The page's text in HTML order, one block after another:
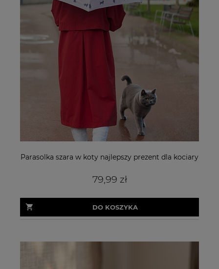
Parasolka szara w koty najlepszy prezent dla kociary
79,99 zł
DO KOSZYKA